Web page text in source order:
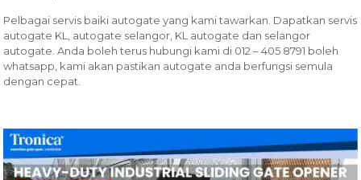
Pelbagai servis baiki autogate yang kami tawarkan. Dapatkan servis
autogate KL, autogate selangor, KL autogate dan selangor
autogate. Anda boleh terus hubungi kami di 012 – 405 8791 boleh
whatsapp, kami akan pastikan autogate anda berfungsi semula
dengan cepat.